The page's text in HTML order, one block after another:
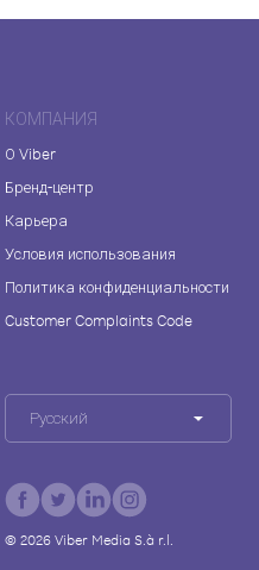
КОМПАНИЯ
О Viber
Бренд-центр
Карьера
Условия использования
Политика конфиденциальности
Customer Complaints Code
Русский
© 2026Viber Media S.à r.l.